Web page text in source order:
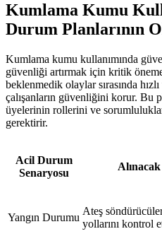
Kumlama Kumu
Durum Planlarının
Kumlama kumu kullanımında
güvenliği artırmak için kritik
beklenmedik olaylar sırasında
çalışanların güvenliğini korur. Bu
üyelerinin rollerini ve
gerektirir.
Acil Durum
Senaryosu
Yangın Durumu
Ateş
yollarını kontrol